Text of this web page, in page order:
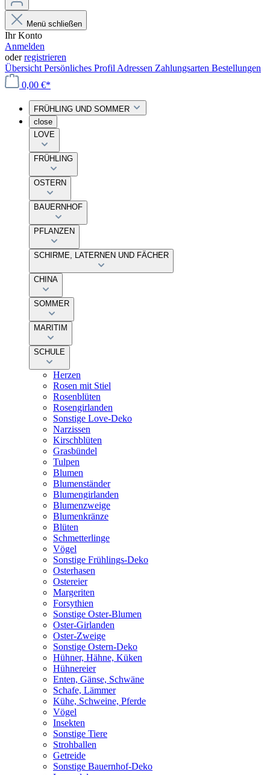
Menü schließen
Ihr Konto
Anmelden
oderregistrieren
Übersicht Persönliches Profil Adressen Zahlungsarten Bestellungen
0,00 €*
FRÜHLING UND SOMMER
close
LOVE
FRÜHLING
OSTERN
BAUERNHOF
PFLANZEN
SCHIRME, LATERNEN UND FÄCHER
CHINA
SOMMER
MARITIM
SCHULE
Herzen
Rosen mit Stiel
Rosenblüten
Rosengirlanden
Sonstige Love-Deko
Narzissen
Kirschblüten
Grasbündel
Tulpen
Blumen
Blumenständer
Blumengirlanden
Blumenzweige
Blumenkränze
Blüten
Schmetterlinge
Vögel
Sonstige Frühlings-Deko
Osterhasen
Ostereier
Margeriten
Forsythien
Sonstige Oster-Blumen
Oster-Girlanden
Oster-Zweige
Sonstige Ostern-Deko
Hühner, Hähne, Küken
Hühnereier
Enten, Gänse, Schwäne
Schafe, Lämmer
Kühe, Schweine, Pferde
Vögel
Insekten
Sonstige Tiere
Strohballen
Getreide
Sonstige Bauernhof-Deko